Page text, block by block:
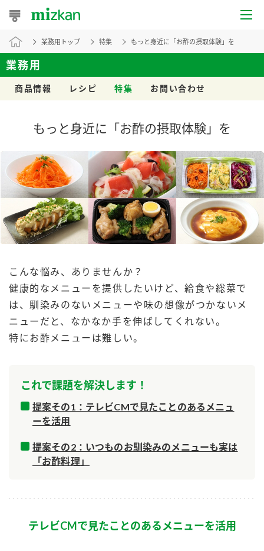
おうちレシピ
おすすめレシピ
レシピカテゴリ一覧
商品からレシピを探す
レシピ名特集
商品情報
商品カテゴリ
酢 調味酢
みりん風・料理酒 鍋用調味料
つゆ たれ
スープ 中華
新商品一覧
キャンペーン情報
ブランド・スペシャルサイト トップ
商品ブランドサイト
Fibee（ファイビー）
くらしプラ酢
カンタン酢
ぽん酢
企業情報
国内事業概要
企業理念
ミツカンを知る
環境への取り組み
採用情報
業務用トップ 特集 もっと身近に「お酢の摂取体験」を
業務用
商品情報 レシピ 特集 お問い合わせ
もっと身近に「お酢の摂取体験」を
こんな悩み、ありませんか？
健康的なメニューを提供したいけど、給食や総菜で
は、馴染みのないメニューや味の想像がつかないメ
ニューだと、なかなか手を伸ばしてくれない。
特にお酢メニューは難しい。
これで課題を解決します！
提案その1：テレビCMで見たことのあるメニュ
ーを活用
提案その2：いつものお馴染みのメニューも実は
「お酢料理」
テレビCMで見たことのあるメニューを活用